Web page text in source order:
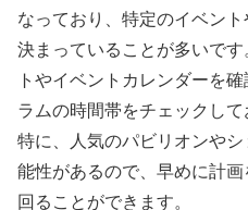
なっており、特定のイベン
決まっていることが多いで
トやイベントカレンダーを
ラムの時間帯をチェックして
特に、人気のパビリオンや
能性があるので、早めに計
回ることができます。